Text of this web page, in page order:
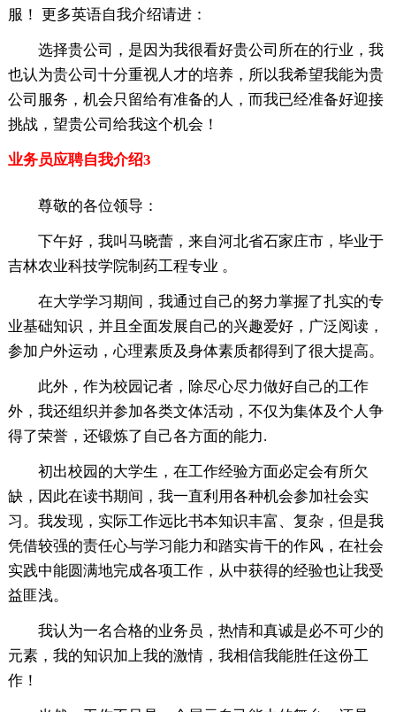
服！ 更多英语自我介绍请进：
选择贵公司，是因为我很看好贵公司所在的行业，我
也认为贵公司十分重视人才的培养，所以我希望我能为贵
公司服务，机会只留给有准备的人，而我已经准备好迎接
挑战，望贵公司给我这个机会！
业务员应聘自我介绍3
尊敬的各位领导：
下午好，我叫马晓蕾，来自河北省石家庄市，毕业于
吉林农业科技学院制药工程专业 。
在大学学习期间，我通过自己的努力掌握了扎实的专
业基础知识，并且全面发展自己的兴趣爱好，广泛阅读，
参加户外运动，心理素质及身体素质都得到了很大提高。
此外，作为校园记者，除尽心尽力做好自己的工作
外，我还组织并参加各类文体活动，不仅为集体及个人争
得了荣誉，还锻炼了自己各方面的能力.
初出校园的大学生，在工作经验方面必定会有所欠
缺，因此在读书期间，我一直利用各种机会参加社会实
习。我发现，实际工作远比书本知识丰富、复杂，但是我
凭借较强的责任心与学习能力和踏实肯干的作风，在社会
实践中能圆满地完成各项工作，从中获得的经验也让我受
益匪浅。
我认为一名合格的业务员，热情和真诚是必不可少的
元素，我的知识加上我的激情，我相信我能胜任这份工
作！